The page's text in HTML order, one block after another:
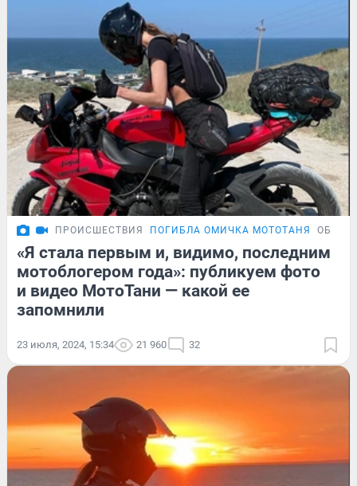
ПРОИСШЕСТВИЯ ПОГИБЛА ОМИЧКА МОТОТАНЯ ОБЗОР
«Я стала первым и, видимо, последним
мотоблогером года»: публикуем фото
и видео МотоТани — какой ее
запомнили
23 июля, 2024, 15:34 21 960 32